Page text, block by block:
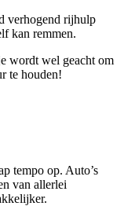
verhogend rijhulp
kan remmen.
wordt wel geacht om
te houden!
tempo op. Auto’s
van allerlei